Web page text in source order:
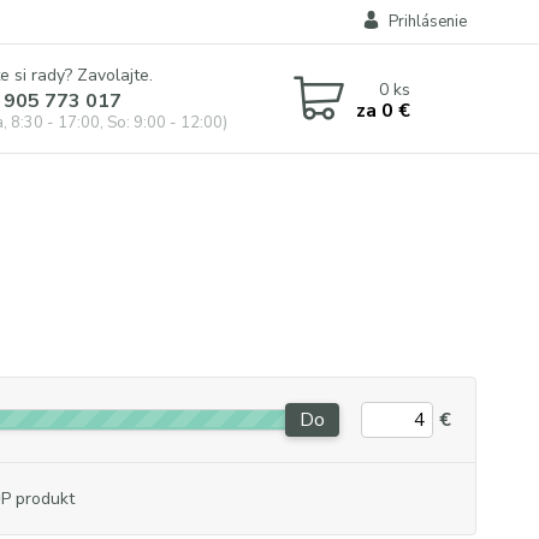
Prihlásenie
si rady? Zavolajte.
773 017
8:30 - 17:00, So: 9:00 - 12:00)
0ks
za 0 €
Do €
produkt